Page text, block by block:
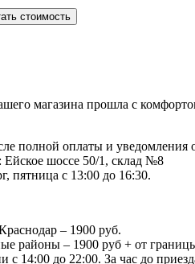
стоимость
магазина прошла с
полной оплаты и уведомления
Ейское шоссе 50/1, склад №8
пятница с 13:00 до 16:30.
– 1900 руб.
районы – 1900 руб + от
с 14:00 до 22:00. За час до